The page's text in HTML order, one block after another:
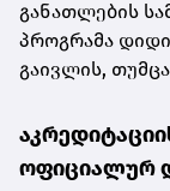
განათლების
პროგრამა
გაივლის,
ოფიციალურ